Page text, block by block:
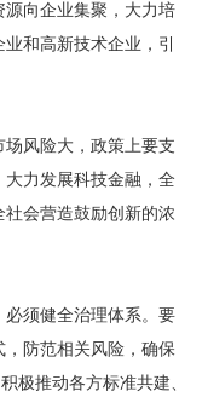
向企业集聚，大力培
和高新技术企业，引
风险大，政策上要支
力发展科技金融，全
会营造鼓励创新的浓
须健全治理体系。要
防范相关风险，确保
极推动各方标准共建、